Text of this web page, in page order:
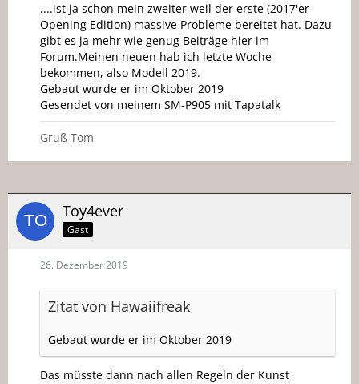
....ist ja schon mein zweiter weil der erste (2017'er
Opening Edition) massive Probleme bereitet hat. Dazu
gibt es ja mehr wie genug Beiträge hier im
Forum.Meinen neuen hab ich letzte Woche
bekommen, also Modell 2019.
Gebaut wurde er im Oktober 2019
Gesendet von meinem SM-P905 mit Tapatalk
Gruß Tom
Toy4ever
Gast
26. Dezember 2019
Zitat von Hawaiifreak
Gebaut wurde er im Oktober 2019
Das müsste dann nach allen Regeln der Kunst